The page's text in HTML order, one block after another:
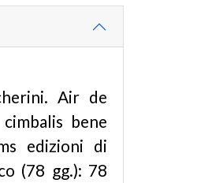
Air de
bene
edizioni di
(78 gg.): 78